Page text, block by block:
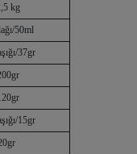
kg
50ml
37gr
15gr